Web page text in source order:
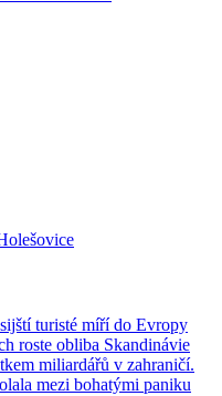
turisté míří do Evropy
roste obliba Skandinávie
miliardářů v zahraničí.
mezi bohatými paniku